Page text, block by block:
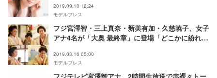
2019.09.10 12:24
モデルプレス
フジ宮澤智・三上真奈・新美有加・久慈暁子、女子
アナ4名が「大奥 最終章」に登場「どこかに紛れ込
2019.03.16 05:00
モデルプレス